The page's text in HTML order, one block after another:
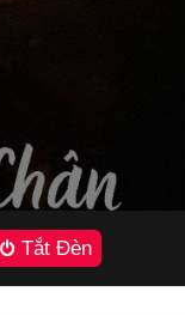
Tắt Đèn